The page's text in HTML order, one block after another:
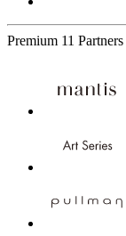
Premium 11 Partners